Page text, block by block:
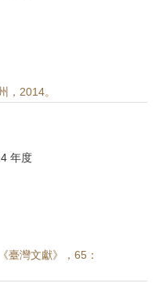
，2014。
年度
臺灣文獻》，65：